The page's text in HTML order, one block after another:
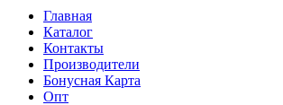
Главная
Каталог
Контакты
Производители
Бонусная Карта
Опт